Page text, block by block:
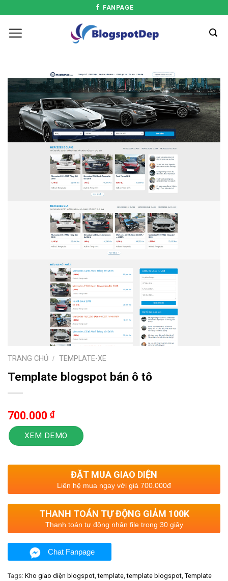
FANPAGE
TRANG CHỦ / TEMPLATE-XE
Template blogspot bán ô tô
700.000 ₫
XEM DEMO
ĐẶT MUA GIAO DIỆN
Liên hệ mua ngay với giá 700.000đ
THANH TOÁN TỰ ĐỘNG GIẢM 100K
Thanh toán tự động nhận file trong 30 giây
Chat Fanpage
Tags: Kho giao diện blogspot template template blogspot Template